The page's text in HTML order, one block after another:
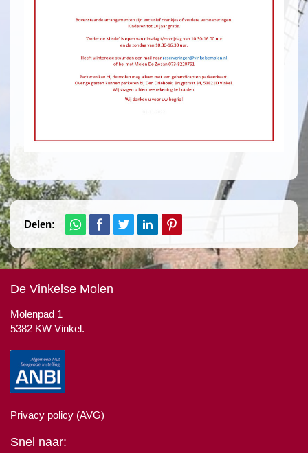
Delen:
De Vinkelse Molen
Molenpad 1
5382 KW Vinkel.
Privacy policy (AVG)
Snel naar: